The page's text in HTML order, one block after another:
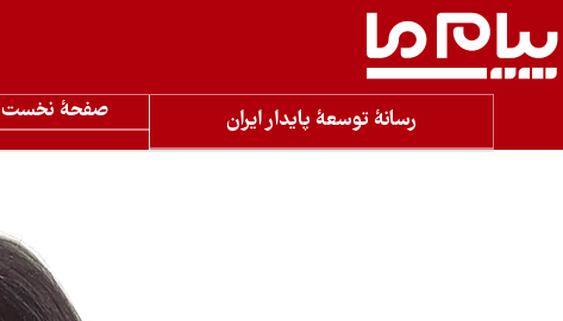
رسانۀ توسعۀ پایدار ایران صفحۀ نخست